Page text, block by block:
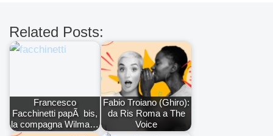
Related Posts:
Francesco
Facchinetti papÃ bis,
la compagna Wilma…
Fabio Troiano (Ghiro):
da Ris Roma a The
Voice